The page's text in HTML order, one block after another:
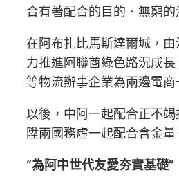
合有著配合的目的、無窮
在阿布扎比馬斯達爾城，
力推進阿聯酋綠色路況成
等物流辦事企業為兩邊電
以後，中阿一起配合正不
陞兩國務虛一起配合含金量
“為阿中世代友愛夯實基礎”